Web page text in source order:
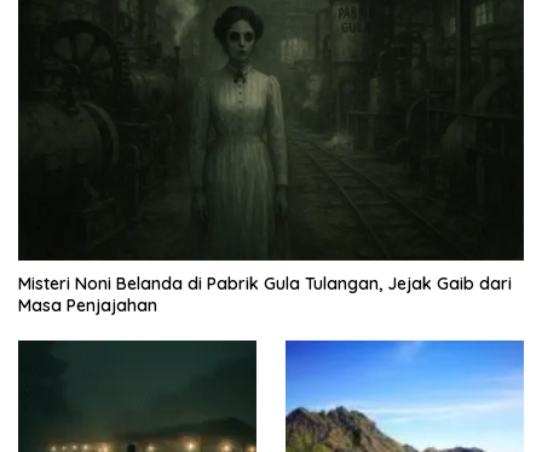
Misteri Noni Belanda di Pabrik Gula Tulangan, Jejak Gaib dari
Masa Penjajahan